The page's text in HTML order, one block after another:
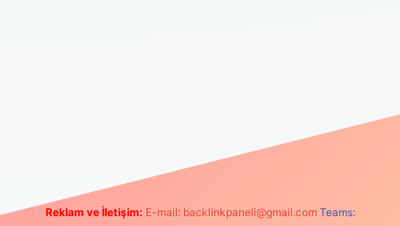
elexbetgiris.org
Reklam ve İletişim: E-mail: backlinkpaneli@gmail.com Teams: